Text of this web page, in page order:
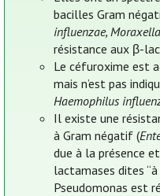
bacilles Gram
influenzae,
résistance aux β-
Le céfuroxime est
mais n’est pas
Haemophilus
Il existe une
à Gram négatif (
due à la présence
lactamases dites
Pseudomonas est